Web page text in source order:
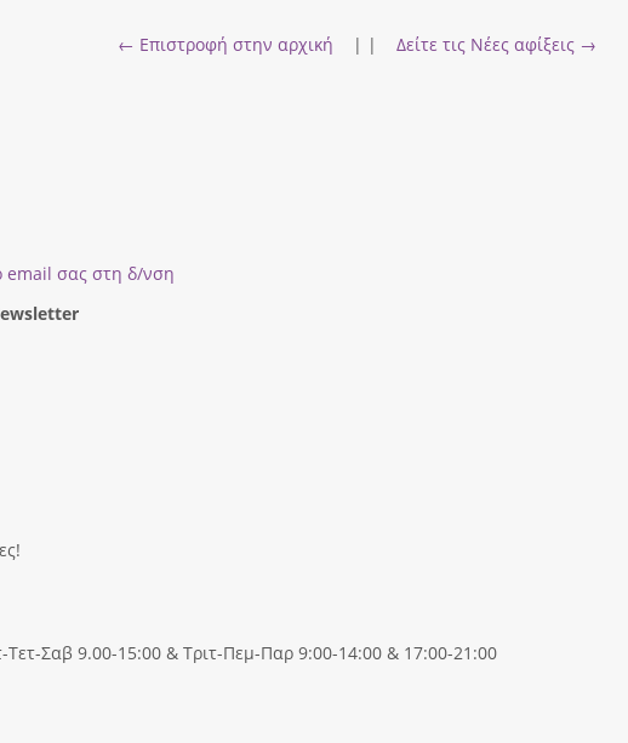
← Επιστροφή στην αρχική | | Δείτε τις Νέες αφίξεις →
email σας στη δ/νση
Σαβ 9.00-15:00 & Τριτ-Πεμ-Παρ 9:00-14:00 & 17:00-21:00